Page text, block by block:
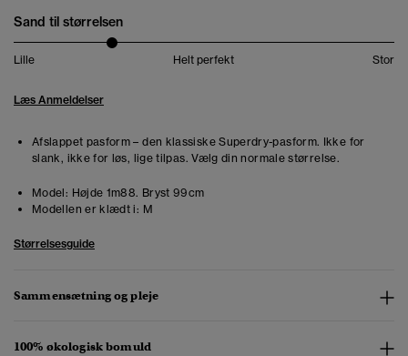
Sand til størrelsen
Lille Helt perfekt Stor
Læs Anmeldelser
Afslappet pasform – den klassiske Superdry-pasform. Ikke for
slank, ikke for løs, lige tilpas. Vælg din normale størrelse.
Model: Højde 1m88. Bryst 99cm
Modellen er klædt i: M
Størrelsesguide
Sammensætning og pleje
100% økologisk bomuld